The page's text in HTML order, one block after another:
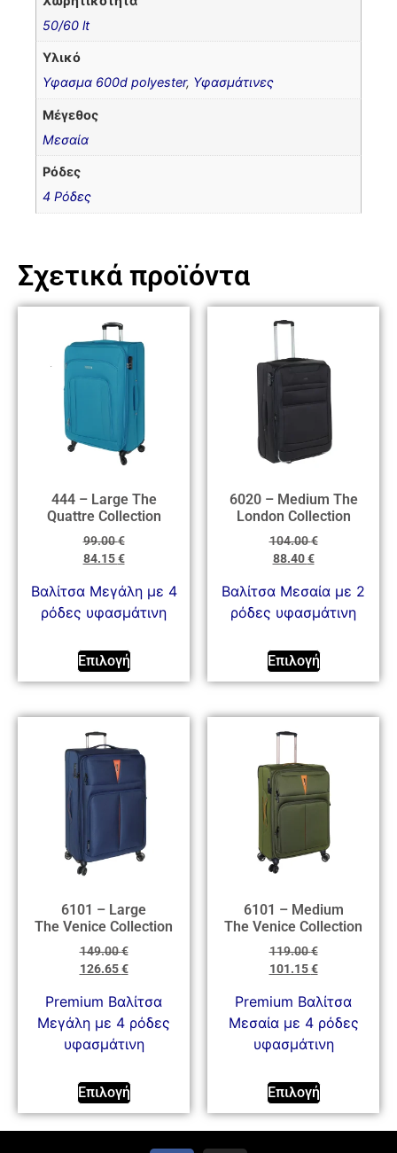
50/60 lt
Υλικό
Υφασμα 600d polyester, Υφασμάτινες
Μέγεθος
Μεσαία
Ρόδες
4 Ρόδες
Σχετικά προϊόντα
444 – Large The
Quattre Collection
99.00€
84.15€
Βαλίτσα Μεγάλη με 4
ρόδες υφασμάτινη
Επιλογή
6020 – Medium The
London Collection
104.00€
88.40€
Βαλίτσα Μεσαία με 2
ρόδες υφασμάτινη
Επιλογή
6101 – Large
The Venice Collection
149.00€
126.65€
Premium Βαλίτσα
Μεγάλη με 4 ρόδες
υφασμάτινη
Επιλογή
6101 – Medium
The Venice Collection
119.00€
101.15€
Premium Βαλίτσα
Μεσαία με 4 ρόδες
υφασμάτινη
Επιλογή